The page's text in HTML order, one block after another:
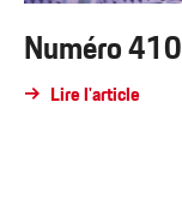
Numéro 410
Lire l'article